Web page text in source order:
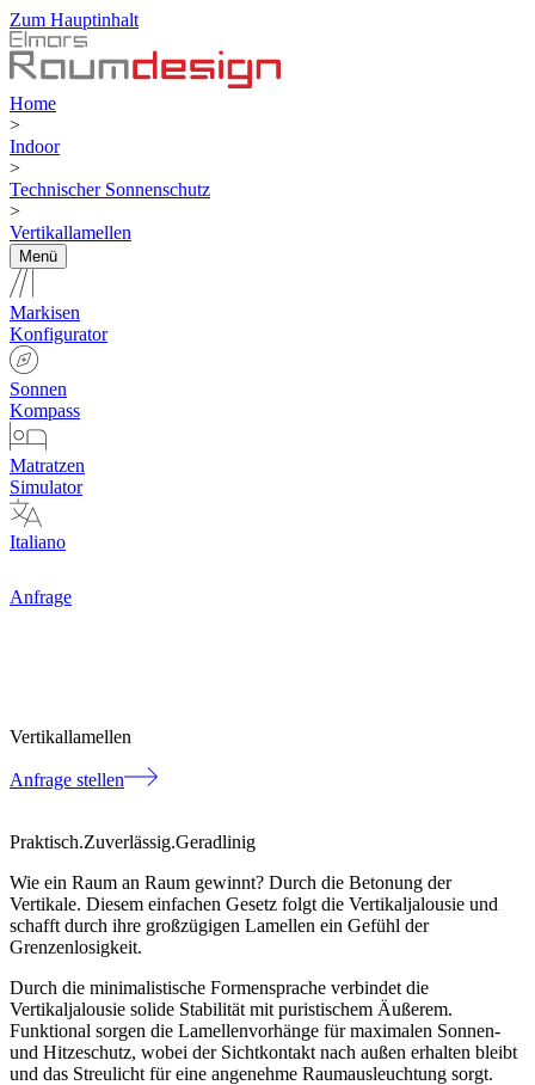
Zum Hauptinhalt
Home
>
Indoor
>
Technischer Sonnenschutz
>
Vertikallamellen
Menü
Markisen
Konfigurator
Sonnen
Kompass
Matratzen
Simulator
Italiano
Anfrage
Vertikallamellen
Anfrage stellen
Praktisch.Zuverlässig.Geradlinig
Wie ein Raum an Raum gewinnt? Durch die Betonung der
Vertikale. Diesem einfachen Gesetz folgt die Vertikaljalousie und
schafft durch ihre großzügigen Lamellen ein Gefühl der
Grenzenlosigkeit.
Durch die minimalistische Formensprache verbindet die
Vertikaljalousie solide Stabilität mit puristischem Äußerem.
Funktional sorgen die Lamellenvorhänge für maximalen Sonnen-
und Hitzeschutz, wobei der Sichtkontakt nach außen erhalten bleibt
und das Streulicht für eine angenehme Raumausleuchtung sorgt.